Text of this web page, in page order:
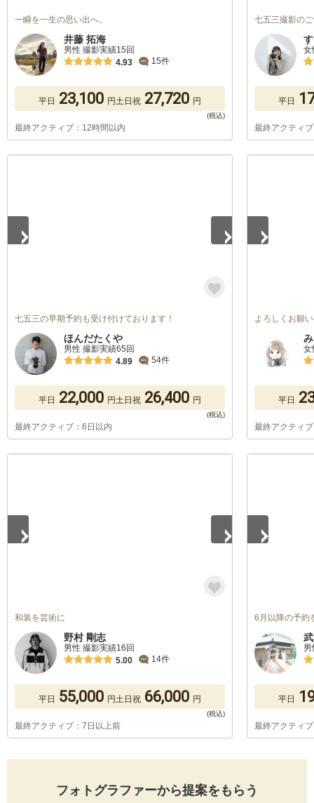
一瞬を一生の思い出へ。
井藤 拓海
男性 撮影実績15回
4.93
15件
平日 23,100 円土日祝 27,720 円
最終アクティブ：12時間以内
七五三撮影の
女
平日
最終アクティ
七五三の早期予約も受け付けております！
ほんだたくや
男性 撮影実績65回
4.89
54件
平日 22,000 円土日祝 26,400 円
最終アクティブ：6日以内
よろしくお願
女
平日
最終アクティ
和装を芸術に
野村 剛志
男性 撮影実績16回
5.00
14件
平日 55,000 円土日祝 66,000 円
最終アクティブ：7日以上前
6月以降の予約
平日
最終アクティ
フォトグラファーから提案をもらう